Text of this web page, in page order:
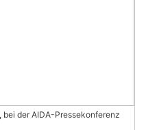
bei der AIDA-Pressekonferenz